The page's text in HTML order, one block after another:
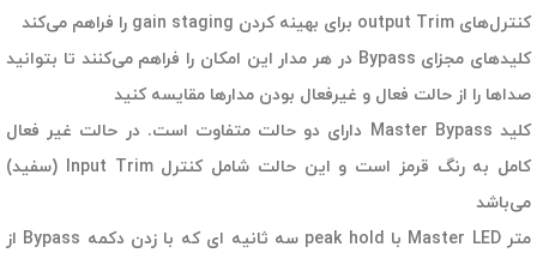
کنترل‌های output Trim برای بهینه کردن gain staging را فراهم می‌کند
کلیدهای مجزای Bypass در هر مدار این امکان را فراهم می‌کنند تا بتوانید
صداها را از حالت فعال و غیرفعال بودن مدارها مقایسه کنید
کلید Master Bypass دارای دو حالت متفاوت است. در حالت غیر فعال
کامل به رنگ قرمز است و این حالت شامل کنترل Input Trim (سفید)
می‌باشد
متر Master LED با peak hold سه ثانیه ای که با زدن دکمه Bypass از